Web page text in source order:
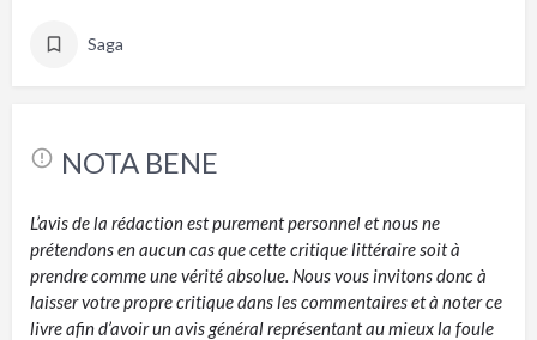
Saga
NOTA BENE
L’avis de la rédaction est purement personnel et nous ne
prétendons en aucun cas que cette critique littéraire soit à
prendre comme une vérité absolue. Nous vous invitons donc à
laisser votre propre critique dans les commentaires et à noter ce
livre afin d’avoir un avis général représentant au mieux la foule